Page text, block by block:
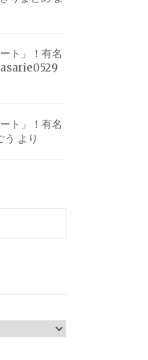
ト」！有名
ト」！有名
う より